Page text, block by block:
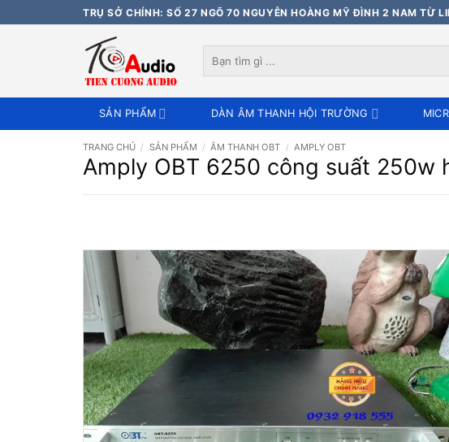
qua
TRỤ SỞ CHÍNH: SỐ 27 NGÕ 70 NGUYỄN HOÀNG MỸ ĐÌNH 2 NAM TỪ
kiếm:
SẢN PHẨM DÀN ÂM THANH HỘI TRƯỜNG
TRANG CHỦ / SẢN PHẨM / ÂM THANH OBT / AMPLY OBT
Amply OBT 6250 công suất 250w